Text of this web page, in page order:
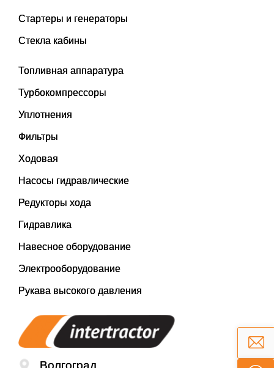
Стартеры и генераторы
Стекла кабины
Топливная аппаратура
Турбокомпрессоры
Уплотнения
Фильтры
Ходовая
Насосы гидравлические
Редукторы хода
Гидравлика
Навесное оборудование
Электрооборудование
Рукава высокого давления
Волгоград